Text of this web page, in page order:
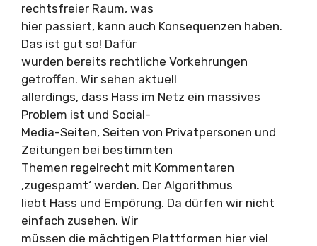
rechtsfreier Raum, was
hier passiert, kann auch Konsequenzen haben.
Das ist gut so! Dafür
wurden bereits rechtliche Vorkehrungen
getroffen. Wir sehen aktuell
allerdings, dass Hass im Netz ein massives
Problem ist und Social-
Media-Seiten, Seiten von Privatpersonen und
Zeitungen bei bestimmten
Themen regelrecht mit Kommentaren
‚zugespamt‘ werden. Der Algorithmus
liebt Hass und Empörung. Da dürfen wir nicht
einfach zusehen. Wir
müssen die mächtigen Plattformen hier viel